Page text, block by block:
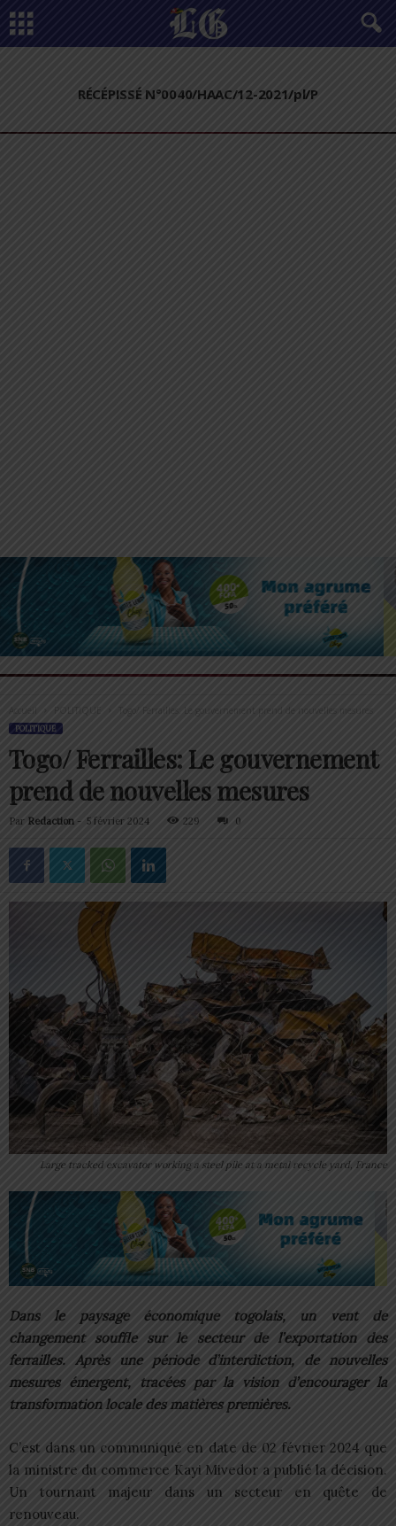
RÉCÉPISSÉ N°0040/HAAC/12-2021/pl/P
Accueil POLITIQUE Togo/ Ferrailles: Le gouvernement prend de nouvelles mesures
POLITIQUE
Togo/ Ferrailles: Le gouvernement
prend de nouvelles mesures
Par Redaction - 5 février 2024 229 0
Large tracked excavator working a steel pile at a metal recycle yard, France
Dans le paysage économique togolais, un vent de
changement souffle sur le secteur de l’exportation des
ferrailles. Après une période d’interdiction, de nouvelles
mesures émergent, tracées par la vision d’encourager la
transformation locale des matières premières.
C’est dans un communiqué en date de 02 février 2024 que
la ministre du commerce Kayi Mivedor a publié la décision.
Un tournant majeur dans un secteur en quête de
renouveau.